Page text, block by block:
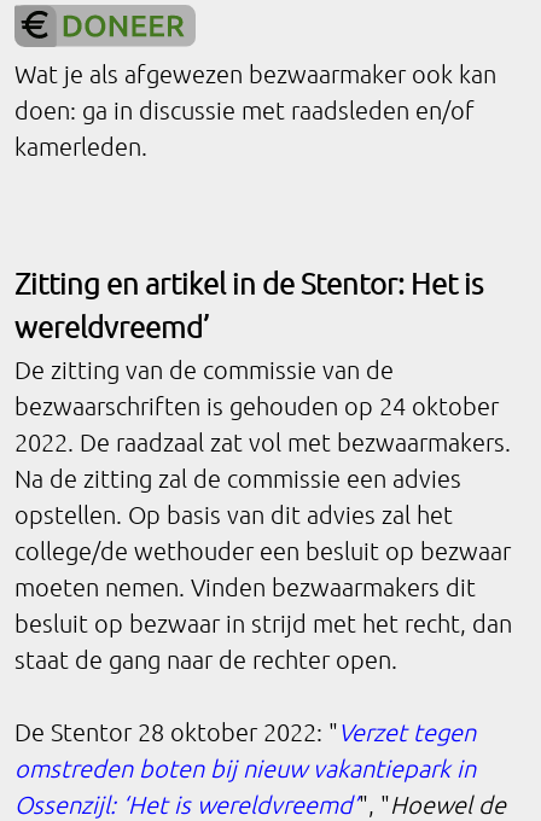
Wat je als afgewezen bezwaarmaker ook kan
doen: ga in discussie met raadsleden en/of
kamerleden.
Zitting en artikel in de Stentor: Het is
wereldvreemd’
De zitting van de commissie van de
bezwaarschriften is gehouden op 24 oktober
2022. De raadzaal zat vol met bezwaarmakers.
Na de zitting zal de commissie een advies
opstellen. Op basis van dit advies zal het
college/de wethouder een besluit op bezwaar
moeten nemen. Vinden bezwaarmakers dit
besluit op bezwaar in strijd met het recht, dan
staat de gang naar de rechter open.
De Stentor 28 oktober 2022: "Verzet tegen
omstreden boten bij nieuw vakantiepark in
Ossenzijl: ‘Het is wereldvreemd’", "Hoewel de